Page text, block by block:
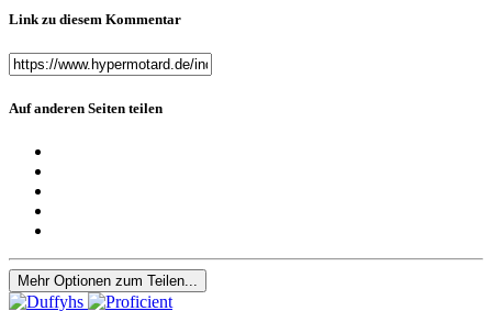
Link zu diesem Kommentar
Auf anderen Seiten teilen
Mehr Optionen zum Teilen...